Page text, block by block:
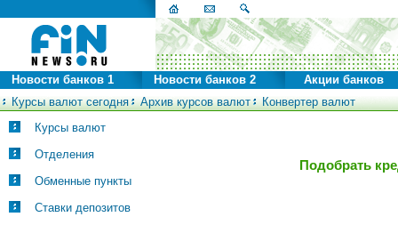
Курсы валют сегодня Архив курсов валют Конвертер валют
Новости банков 1 Новости банков 2 Акции банков
Курсы валют
Отделения
Обменные пункты
Ставки депозитов
Подобрать